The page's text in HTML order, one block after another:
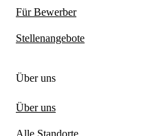
Für Bewerber
Stellenangebote
Über uns
Über uns